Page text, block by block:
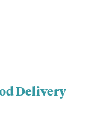
Delivery